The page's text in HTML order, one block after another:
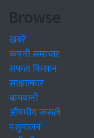
Browse
खबरें
कंपनी समाचार
सफल किसान
साक्षात्कार
बागवानी
औषधीय फसलें
पशुपालन